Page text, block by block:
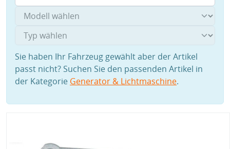
Sie haben Ihr Fahrzeug gewählt aber der Artikel
passt nicht? Suchen Sie den passenden Artikel in
der Kategorie Generator & Lichtmaschine.